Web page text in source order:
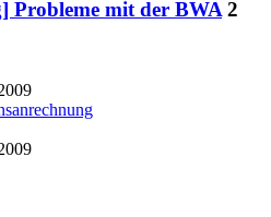
Probleme mit der BWA 2